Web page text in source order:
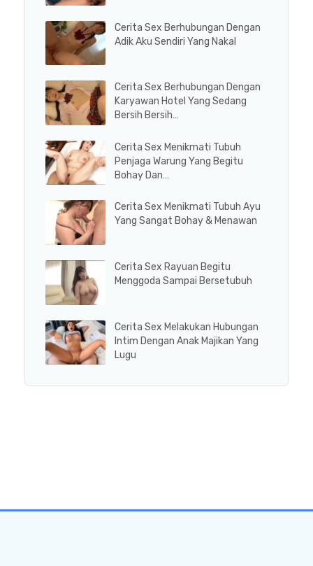
Cerita Sex Berhubungan Dengan
Adik Aku Sendiri Yang Nakal
Cerita Sex Berhubungan Dengan
Karyawan Hotel Yang Sedang
Bersih Bersih…
Cerita Sex Menikmati Tubuh
Penjaga Warung Yang Begitu
Bohay Dan…
Cerita Sex Menikmati Tubuh Ayu
Yang Sangat Bohay & Menawan
Cerita Sex Rayuan Begitu
Menggoda Sampai Bersetubuh
Cerita Sex Melakukan Hubungan
Intim Dengan Anak Majikan Yang
Lugu